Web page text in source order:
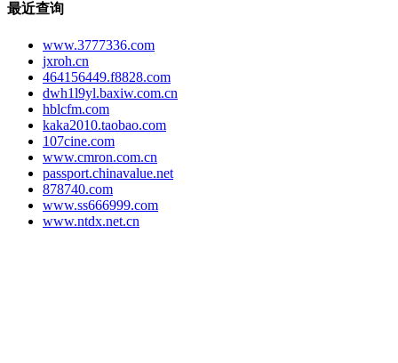
最近查询
www.3777336.com
jxroh.cn
464156449.f8828.com
dwh1l9yl.baxiw.com.cn
hblcfm.com
kaka2010.taobao.com
107cine.com
www.cmron.com.cn
passport.chinavalue.net
878740.com
www.ss666999.com
www.ntdx.net.cn